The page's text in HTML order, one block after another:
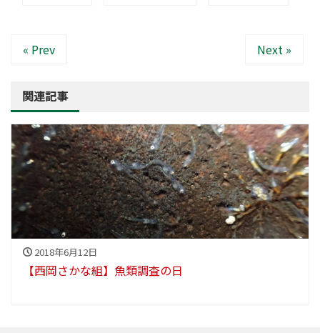
« Prev Next »
関連記事
2018年6月12日
【西岡さかな組】魚類調査の日